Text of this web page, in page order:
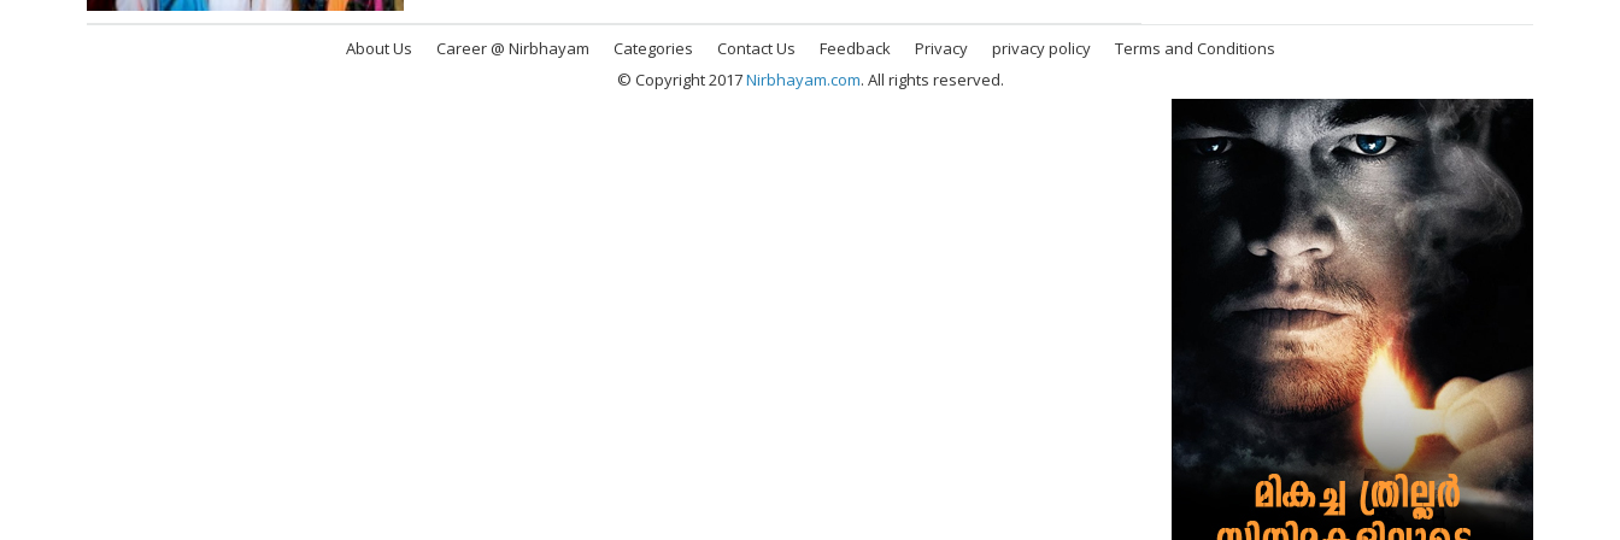
About Us Career @ Nirbhayam Categories Contact Us Feedback Privacy privacy policy
Terms and Conditions
© Copyright 2017Nirbhayam.com. All rights reserved.